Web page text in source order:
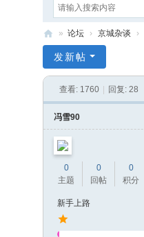
京
» 论坛 › 京城杂谈 ›
发新帖
查看: 1760 回复: 28
冯雪90
0
主题
0
回帖
0
积分
新手上路